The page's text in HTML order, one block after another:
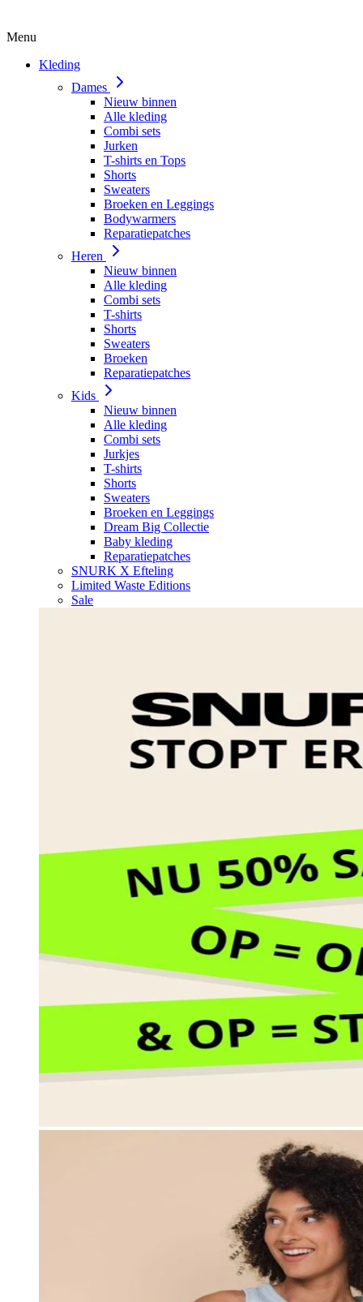
Menu
Kleding
Dames
Nieuw binnen
Alle kleding
Combi sets
Jurken
T-shirts en Tops
Shorts
Sweaters
Broeken en Leggings
Bodywarmers
Reparatiepatches
Heren
Nieuw binnen
Alle kleding
Combi sets
T-shirts
Shorts
Sweaters
Broeken
Reparatiepatches
Kids
Nieuw binnen
Alle kleding
Combi sets
Jurkjes
T-shirts
Shorts
Sweaters
Broeken en Leggings
Dream Big Collectie
Baby kleding
Reparatiepatches
SNURK X Efteling
Limited Waste Editions
Sale